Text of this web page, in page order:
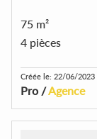
75 m²
4 pièces
Créée le: 22/06/2023
Pro /Agence